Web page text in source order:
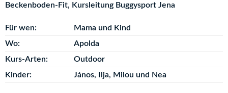
Beckenboden-Fit, Kursleitung Buggysport Jena
Für wen:
Mama und Kind
Wo:
Apolda
Kurs-Arten:
Outdoor
Kinder:
János, Ilja, Milou und Nea